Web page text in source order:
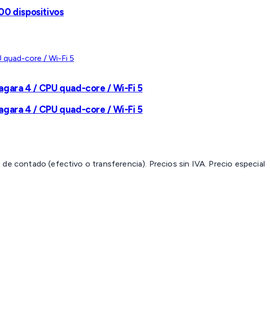
dispositivos
4 / CPU quad-core / Wi-Fi 5
4 / CPU quad-core / Wi-Fi 5
contado (efectivo o transferencia). Precios sin IVA. Precio especial